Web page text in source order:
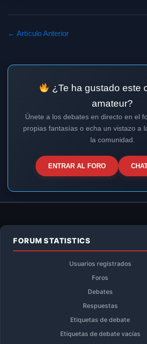
← Artículo Anterior
¿Te ha gustado este
amateur?
Únete a los debates en directo en el
propias fantasías o echa un vistazo a
la comunidad.
ENTRAR AL FORO
FORUM STATISTICS
Usuarios registrados
Foros
Debates
Respuestas
Etiquetas de debate
Etiquetas de debate vacías